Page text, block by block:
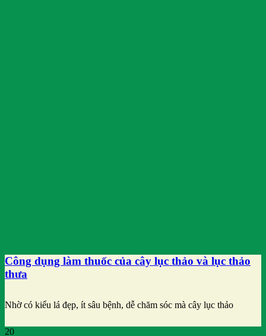
Công dụng làm thuốc của cây lục thảo và lục thảo
thưa
Nhờ có kiểu lá đẹp, ít sâu bệnh, dễ chăm sóc mà cây lục thảo
20